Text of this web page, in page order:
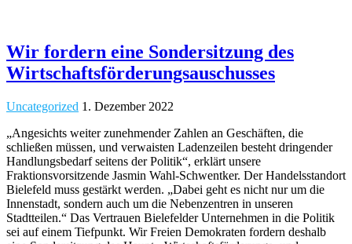
​Wir fordern eine Sondersitzung des
Wirtschaftsförderungsauschusses
Uncategorized 1. Dezember 2022
„Angesichts weiter zunehmender Zahlen an Geschäften, die
schließen müssen, und verwaisten Ladenzeilen besteht dringender
Handlungsbedarf seitens der Politik“, erklärt unsere
Fraktionsvorsitzende Jasmin Wahl-Schwentker. Der Handelsstandort
Bielefeld muss gestärkt werden. „Dabei geht es nicht nur um die
Innenstadt, sondern auch um die Nebenzentren in unseren
Stadtteilen.“ Das Vertrauen Bielefelder Unternehmen in die Politik
sei auf einem Tiefpunkt. Wir Freien Demokraten fordern deshalb